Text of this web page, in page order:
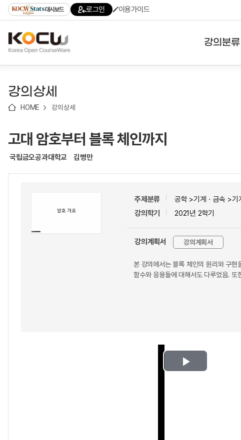
기
기
기
content)
가
대시보드 로그인 이용가이드
강의분류
강의상세
HOME 강의상세
고대 암호부터 블록 체인까지
국립금오공과대학교 김병만
주제분류
공학 >기계ㆍ금속 >기
강의학기
2021년 2학기
강의계획서 강의계획서
본 강의에서는 블록 체인의 원리와 구
함수와 응용들에 대해서도 다루었음.
Play